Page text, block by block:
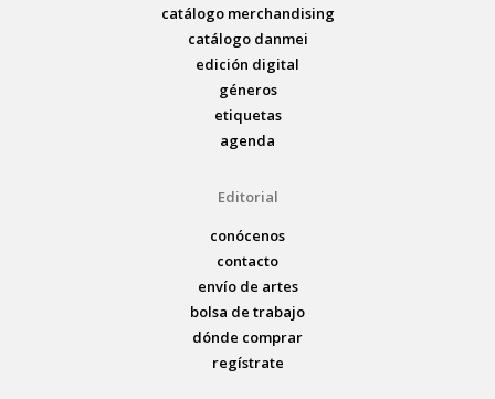
catálogo merchandising
catálogo danmei
edición digital
géneros
etiquetas
agenda
Editorial
conócenos
contacto
envío de artes
bolsa de trabajo
dónde comprar
regístrate